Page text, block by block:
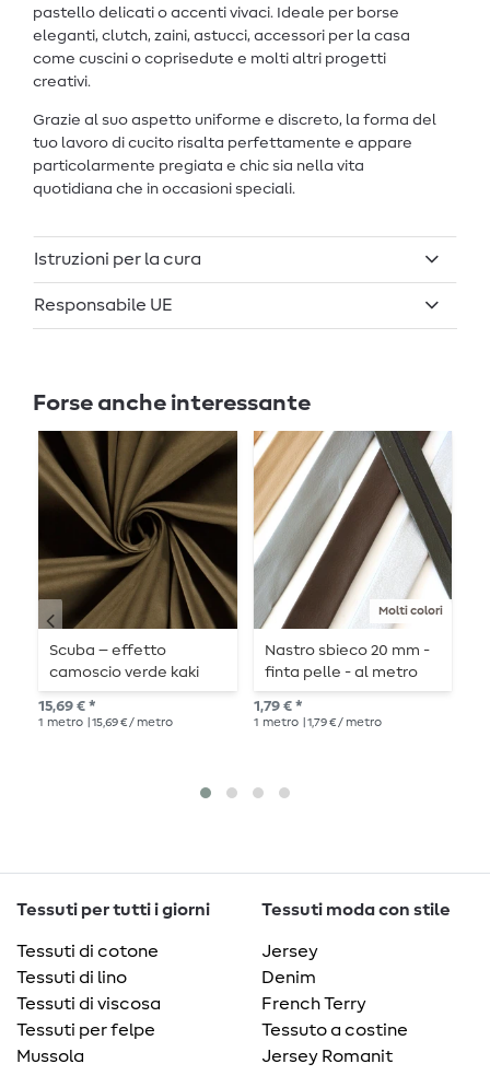
pastello delicati o accenti vivaci. Ideale per borse
eleganti, clutch, zaini, astucci, accessori per la casa
come cuscini o coprisedute e molti altri progetti
creativi.
Grazie al suo aspetto uniforme e discreto, la forma del
tuo lavoro di cucito risalta perfettamente e appare
particolarmente pregiata e chic sia nella vita
quotidiana che in occasioni speciali.
Istruzioni per la cura
Responsabile UE
Forse anche interessante
Scuba – effetto
camoscio verde kaki
15,69 € *
1 metro | 15,69 € / metro
Molti colori
Nastro sbieco 20 mm -
finta pelle - al metro
1,79 € *
1 metro | 1,79 € / metro
Tessuti per tutti i giorni
Tessuti di cotone
Tessuti di lino
Tessuti di viscosa
Tessuti per felpe
Mussola
Tessuti moda con stile
Jersey
Denim
French Terry
Tessuto a costine
Jersey Romanit